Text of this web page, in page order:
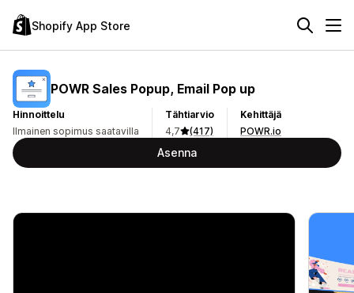
Shopify App Store
POWR Sales Popup, Email Pop up
Hinnoittelu
Ilmainen sopimus saatavilla
Tähtiarvio
4,7
(417)
Kehittäjä
POWR.io
Asenna